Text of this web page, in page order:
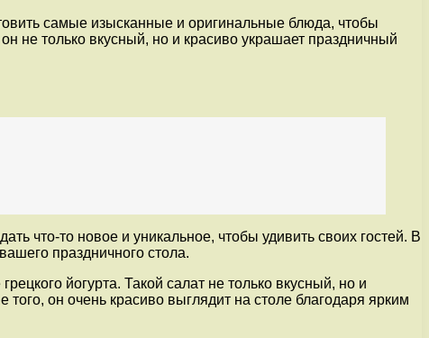
самые изысканные и оригинальные блюда, чтобы
не только вкусный, но и красиво украшает праздничный
что-то новое и уникальное, чтобы удивить своих гостей. В
праздничного стола.
йогурта. Такой салат не только вкусный, но и
того, он очень красиво выглядит на столе благодаря ярким